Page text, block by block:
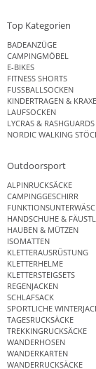
Top Kategorien
BADEANZÜGE
CAMPINGMÖBEL
E-BIKES
FITNESS SHORTS
FUSSBALLSOCKEN
KINDERTRAGEN & KRAXE
LAUFSOCKEN
LYCRAS & RASHGUARDS
NORDIC WALKING
Outdoorsport
ALPINRUCKSÄCKE
CAMPINGGESCHIRR
HANDSCHUHE &
HAUBEN & MÜTZEN
ISOMATTEN
KLETTERAUSRÜSTUNG
KLETTERHELME
KLETTERSTEIGSETS
REGENJACKEN
SCHLAFSACK
SPORTLICHE
TAGESRUCKSÄCKE
TREKKINGRUCKSÄCKE
WANDERHOSEN
WANDERKARTEN
WANDERRUCKSÄCKE